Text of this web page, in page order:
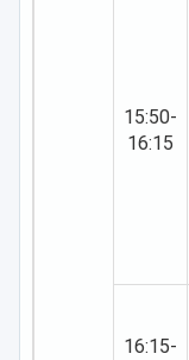
15:50-
16:15
16:15-